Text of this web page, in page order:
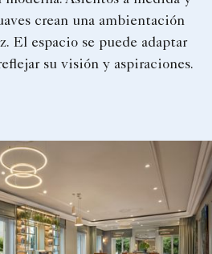
crean una ambientación
El espacio se puede adaptar
su visión y aspiraciones.